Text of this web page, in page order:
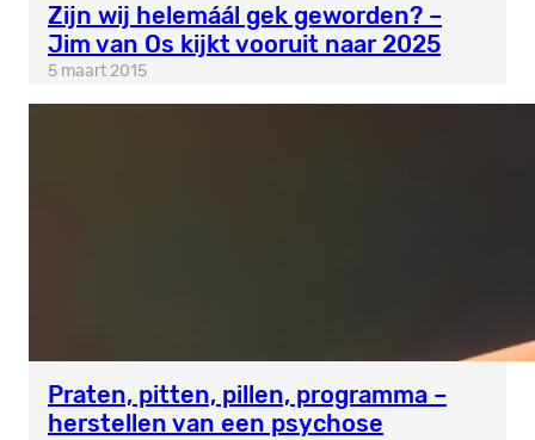
Zijn wij helemáál gek geworden? –
Jim van Os kijkt vooruit naar 2025
5 maart 2015
Praten, pitten, pillen, programma –
herstellen van een psychose